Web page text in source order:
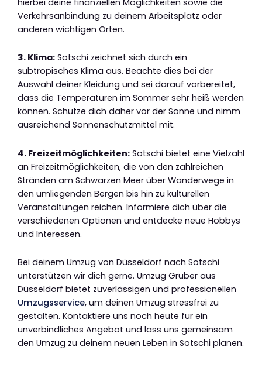
Verkehrsanbindung zu deinem Arbeitsplatz oder
anderen wichtigen Orten.
3. Klima: Sotschi zeichnet sich durch ein
subtropisches Klima aus. Beachte dies bei der
Auswahl deiner Kleidung und sei darauf vorbereitet,
dass die Temperaturen im Sommer sehr heiß werden
können. Schütze dich daher vor der Sonne und nimm
ausreichend Sonnenschutzmittel mit.
4. Freizeitmöglichkeiten: Sotschi bietet eine Vielzahl
an Freizeitmöglichkeiten, die von den zahlreichen
Stränden am Schwarzen Meer über Wanderwege in
den umliegenden Bergen bis hin zu kulturellen
Veranstaltungen reichen. Informiere dich über die
verschiedenen Optionen und entdecke neue Hobbys
und Interessen.
Bei deinem Umzug von Düsseldorf nach Sotschi
unterstützen wir dich gerne. Umzug Gruber aus
Düsseldorf bietet zuverlässigen und professionellen
Umzugsservice, um deinen Umzug stressfrei zu
gestalten. Kontaktiere uns noch heute für ein
unverbindliches Angebot und lass uns gemeinsam
den Umzug zu deinem neuen Leben in Sotschi planen.